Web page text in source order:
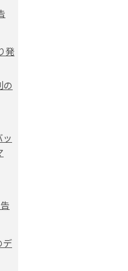
発
デ